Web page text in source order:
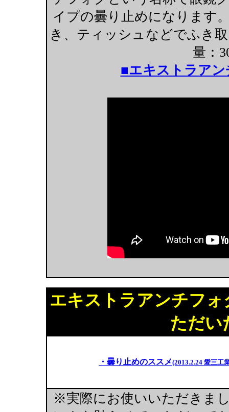
イプの曇り止めになります
き、ティッシュなどでふき
量：
■エキストラア
エキストラアンチフ
ただい
・曇り止めのススメ(2013.2.24 愛三工
※実際にお使いいただきま